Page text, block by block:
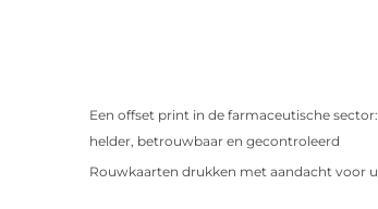
Een offset print in de farmaceutische sector:
helder, betrouwbaar en gecontroleerd
Rouwkaarten drukken met aandacht voor u